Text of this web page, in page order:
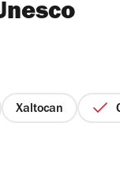
Xaltocan